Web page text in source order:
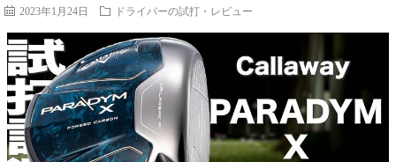
2023年1月24日 ドライバーの試打・レビュー